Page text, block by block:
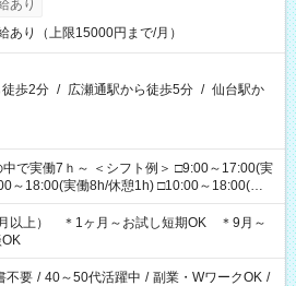
あり
あり（上限15000円まで/月）
歩2分 / 広瀬通駅から徒歩5分 / 仙台駅か
フト例＞ □9:00～17:00(実
～18:00(実働8h/休憩1h) □10:00～18:00(実
働7h/休憩1h) □10:00～19:00(実働8h/休憩1h) ＊時間固定ＯＫ
以上） ＊1ヶ月～お試し短期OK ＊9月～
不要 / 40～50代活躍中 / 副業・WワークOK /